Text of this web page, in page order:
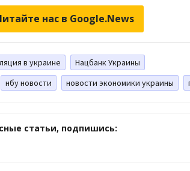
нас в Google.News
в украине
Нацбанк Украины
нбу новости новости экономики украины
статьи, подпишись: